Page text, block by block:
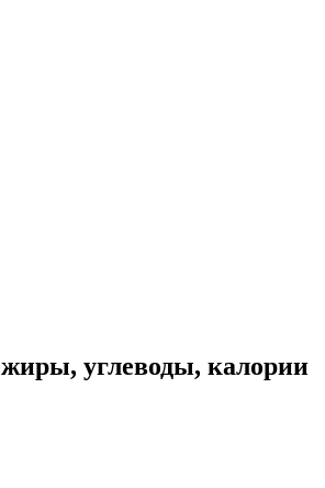
углеводы, калории